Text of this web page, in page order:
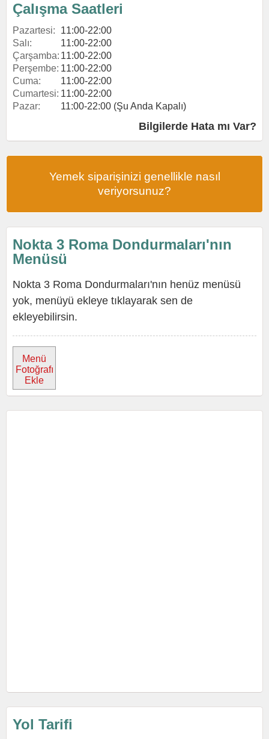
Çalışma Saatleri
Pazartesi:
11:00-22:00
Salı:
11:00-22:00
Çarşamba: 11:00-22:00
Perşembe: 11:00-22:00
Cuma:
11:00-22:00
Cumartesi: 11:00-22:00
Pazar:
11:00-22:00 (Şu Anda Kapalı)
Bilgilerde Hata mı Var?
Yemek siparişinizi genellikle nasıl
veriyorsunuz?
Nokta 3 Roma Dondurmaları'nın
Menüsü
Nokta 3 Roma Dondurmaları'nın henüz menüsü
yok, menüyü ekleye tıklayarak sen de
ekleyebilirsin.
Menü
Fotoğrafı
Ekle
Yol Tarifi